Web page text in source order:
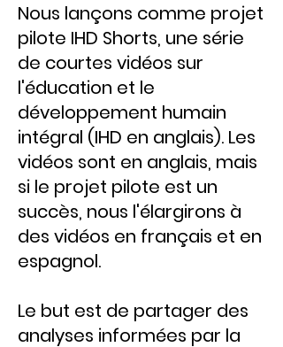
Nous lançons comme projet
pilote IHD Shorts, une série
de courtes vidéos sur
l'éducation et le
développement humain
intégral (IHD en anglais). Les
vidéos sont en anglais, mais
si le projet pilote est un
succès, nous l'élargirons à
des vidéos en français et en
espagnol.
Le but est de partager des
analyses informées par la